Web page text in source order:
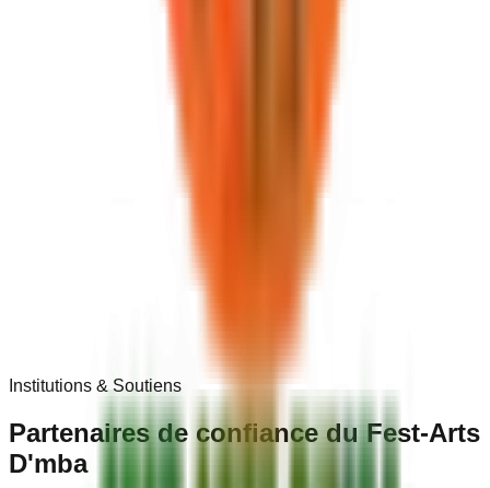
Institutions & Soutiens
Partenaires de confiance du Fest-Arts
D'mba